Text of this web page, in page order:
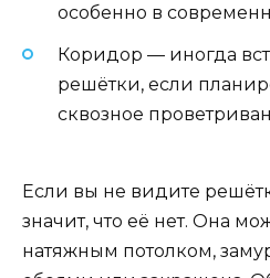
особенно в
Коридор — иногда
решётки, если
сквозное
Если вы не видите
значит, что её нет. Она
натяжным потолком,